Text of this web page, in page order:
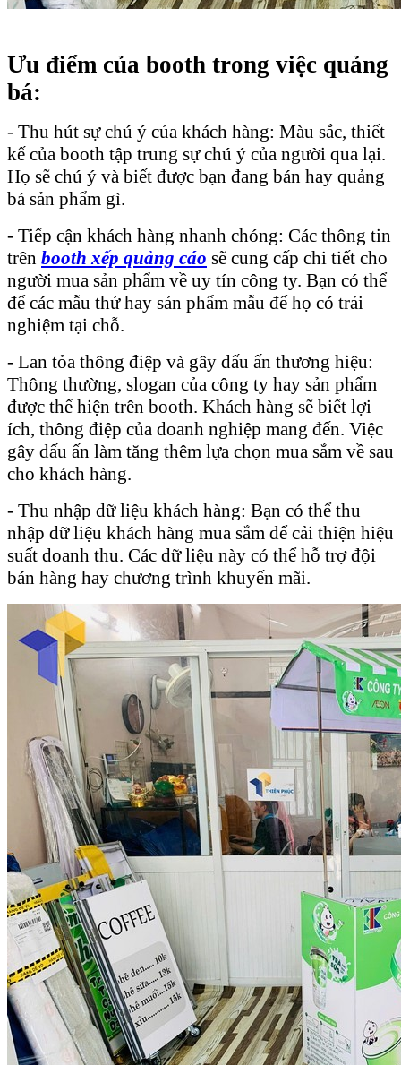
Ưu điểm của booth trong việc quảng
bá:
- Thu hút sự chú ý của khách hàng: Màu sắc, thiết
kế của booth tập trung sự chú ý của người qua lại.
Họ sẽ chú ý và biết được bạn đang bán hay quảng
bá sản phẩm gì.
- Tiếp cận khách hàng nhanh chóng: Các thông tin
trên booth xếp quảng cáo sẽ cung cấp chi tiết cho
người mua sản phẩm về uy tín công ty. Bạn có thể
để các mẫu thử hay sản phẩm mẫu để họ có trải
nghiệm tại chỗ.
- Lan tỏa thông điệp và gây dấu ấn thương hiệu:
Thông thường, slogan của công ty hay sản phẩm
được thể hiện trên booth. Khách hàng sẽ biết lợi
ích, thông điệp của doanh nghiệp mang đến. Việc
gây dấu ấn làm tăng thêm lựa chọn mua sắm về sau
cho khách hàng.
- Thu nhập dữ liệu khách hàng: Bạn có thể thu
nhập dữ liệu khách hàng mua sắm để cải thiện hiệu
suất doanh thu. Các dữ liệu này có thể hỗ trợ đội
bán hàng hay chương trình khuyến mãi.